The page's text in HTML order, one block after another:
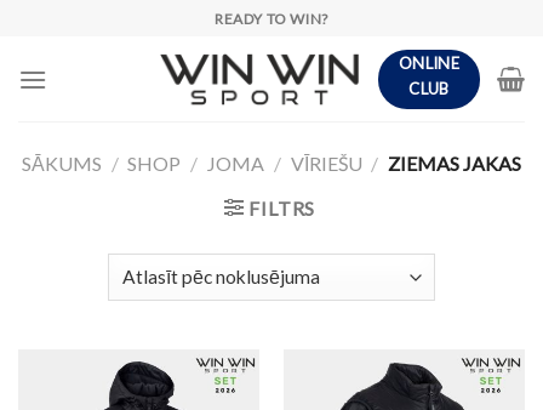
content
READY TO WIN?
ONLINE
CLUB
SĀKUMS / SHOP / JOMA / VĪRIEŠU / ZIEMAS JAKAS
FILTRS